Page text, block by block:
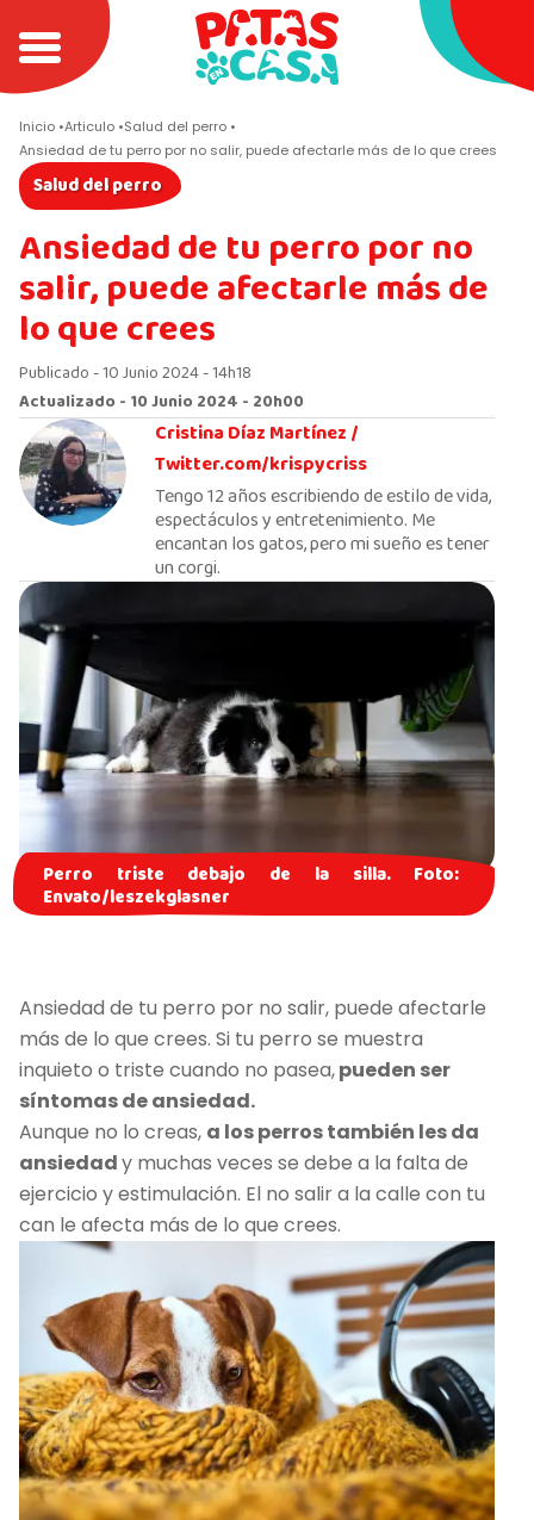
Inicio Articulo Salud del perro
Ansiedad de tu perro por no salir, puede afectarle más de lo que crees
Salud del perro
Ansiedad de tu perro por no
salir, puede afectarle más de
lo que crees
Publicado - 10 Junio 2024 - 14h18
Actualizado - 10 Junio 2024 - 20h00
Cristina Díaz Martínez /
Twitter.com/krispycriss
Tengo 12 años escribiendo de estilo de vida,
espectáculos y entretenimiento. Me
encantan los gatos, pero mi sueño es tener
un corgi.
Perro triste debajo de la silla. Foto:
Envato/leszekglasner
Ansiedad de tu perro por no salir, puede afectarle
más de lo que crees. Si tu perro se muestra
inquieto o triste cuando no pasea,pueden ser
síntomas de ansiedad.
Aunque no lo creas, a los perros también les da
ansiedady muchas veces se debe a la falta de
ejercicio y estimulación. El no salir a la calle con tu
can le afecta más de lo que crees.